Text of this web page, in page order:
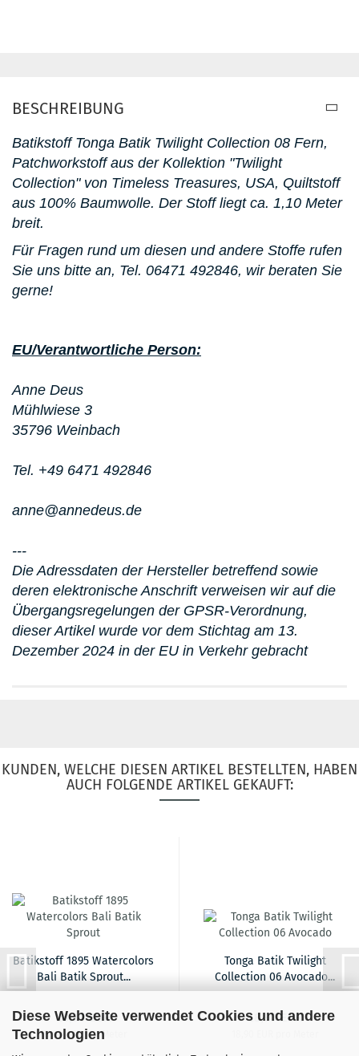
Diese Webseite verwendet Cookies und andere
Technologien
BESCHREIBUNG
Batikstoff Tonga Batik Twilight Collection 08 Fern,
Patchworkstoff aus der Kollektion "Twilight
Collection" von Timeless Treasures, USA, Quiltstoff
aus 100% Baumwolle. Der Stoff liegt ca. 1,10 Meter
breit.
Für Fragen rund um diesen und andere Stoffe rufen
Sie uns bitte an, Tel. 06471 492846, wir beraten Sie
gerne!
EU/Verantwortliche Person:
Anne Deus
Mühlwiese 3
35796 Weinbach
Tel. +49 6471 492846
anne@annedeus.de
---
Die Adressdaten der Hersteller betreffend sowie
deren elektronische Anschrift verweisen wir auf die
Übergangsregelungen der GPSR-Verordnung,
dieser Artikel wurde vor dem Stichtag am 13.
Dezember 2024 in der EU in Verkehr gebracht
KUNDEN, WELCHE DIESEN ARTIKEL BESTELLTEN, HABEN
AUCH FOLGENDE ARTIKEL GEKAUFT:
Batikstoff 1895 Watercolors
Bali Batik Sprout...
18,90 EUR
18,90 EUR pro Meter
Tonga Batik Twilight
Collection 06 Avocado...
18,90 EUR